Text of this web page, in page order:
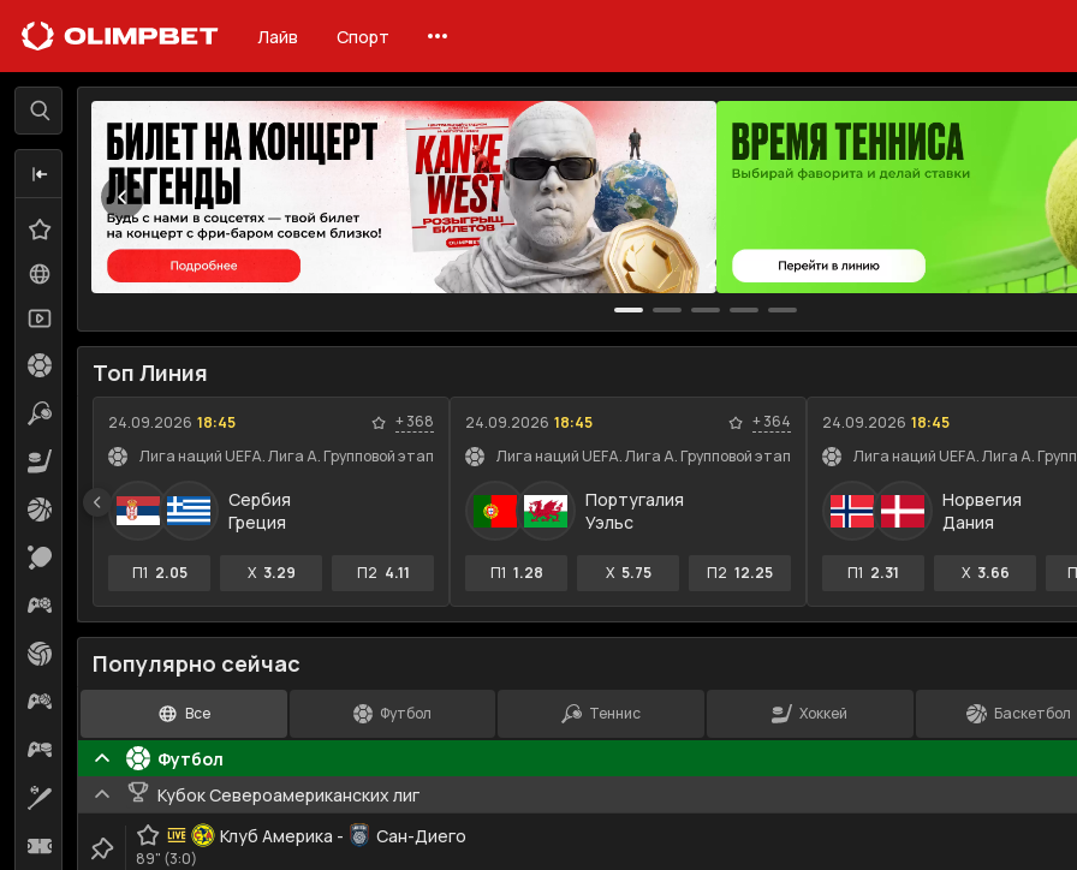
Лайв Спорт
Лайв
Избранное 0
Все события
Футбол
Теннис
Хоккей 1
Баскетбол
Киберфутбол 23
Волейбол
Кибербаскетбол
Киберхоккей
Бейсбол 12
Футзал 1
Топ Линия
24.09.2026 18:45 +368
Лига наций UEFA. Лига A. Групповой этап
Сербия
Греция
П1 2.05 X 3.29 П2 4.11
24.09.2026 18:45 +364
Лига наций UEFA. Лига A. Групповой этап
Португалия
Уэльс
П1 1.28 X 5.75 П2 12.25
24.09.2026 18:45
Лига наций UEFA. Лига A.
Норвегия
Дания
П1 2.31 X 3.66
Популярно сейчас
Все Футбол Теннис Хоккей Баскетбол
Футбол
Кубок Североамериканских лиг
Клуб Америка - Сан-Диего
89" (3:0)